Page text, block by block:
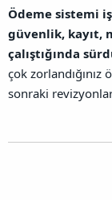
Ödeme sistemi
güvenlik, kayıt,
çalıştığında
çok zorlandığınız
sonraki